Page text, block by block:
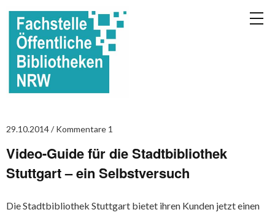
29.10.2014 Kommentare 1
Video-Guide für die Stadtbibliothek
Stuttgart – ein Selbstversuch
Die Stadtbibliothek Stuttgart bietet ihren Kunden jetzt einen